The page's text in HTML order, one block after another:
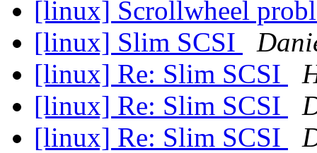
[linux] Scrollwheel
[linux] Slim SCSI
[linux] Re: Slim SCSI
[linux] Re: Slim SCSI
[linux] Re: Slim SCSI